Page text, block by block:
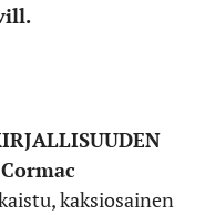
Cormac
kaksiosainen